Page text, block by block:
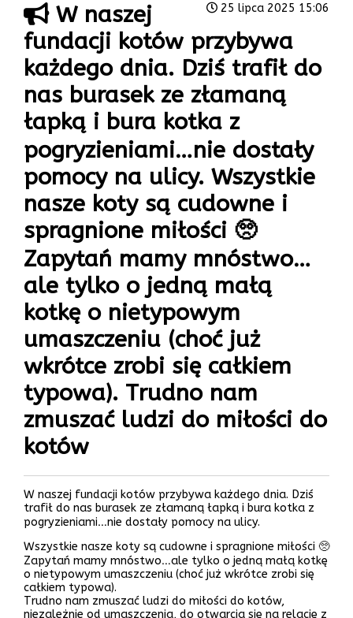
25 lipca 2025 15:06
W naszej
fundacji kotów przybywa
każdego dnia. Dziś trafił do
nas burasek ze złamaną
łapką i bura kotka z
pogryzieniami…nie dostały
pomocy na ulicy. Wszystkie
nasze koty są cudowne i
spragnione miłości 🥺
Zapytań mamy mnóstwo…
ale tylko o jedną małą
kotkę o nietypowym
umaszczeniu (choć już
wkrótce zrobi się całkiem
typowa). Trudno nam
zmuszać ludzi do miłości do
kotów
W naszej fundacji kotów przybywa każdego dnia. Dziś
trafił do nas burasek ze złamaną łapką i bura kotka z
pogryzieniami…nie dostały pomocy na ulicy.
Wszystkie nasze koty są cudowne i spragnione miłości 🥺
Zapytań mamy mnóstwo…ale tylko o jedną małą kotkę
o nietypowym umaszczeniu (choć już wkrótce zrobi się
całkiem typowa).
Trudno nam zmuszać ludzi do miłości do kotów,
niezależnie od umaszczenia, do otwarcia się na relację z